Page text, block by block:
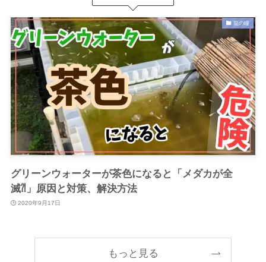
龍の瞳
グリーンウォーターが茶色になると「メダカが全
滅⁈」原因と対策、解決方法
2020年9月17日
もっと見る